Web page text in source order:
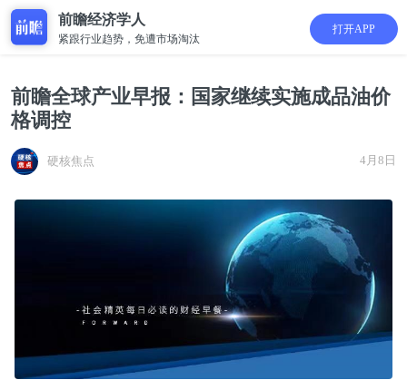
前瞻经济学人
紧跟行业趋势，免遭市场淘汰
打开APP
前瞻全球产业早报：国家继续实施成品油价
格调控
硬核焦点 4月8日